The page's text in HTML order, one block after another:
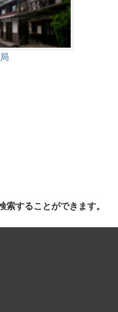
することができます。